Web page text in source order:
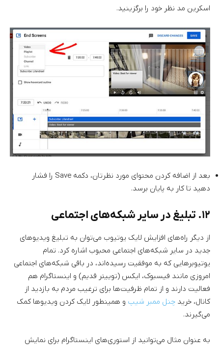
اسکرین مد نظر خود را برگزینید.
بعد از اضافه کردن محتوای مورد نظرتان، دکمه Save را فشار
دهید تا کار به پایان برسد.
۱۲. تبلیغ در سایر شبکه‌های اجتماعی
از دیگر راه‌های افزایش لایک یوتیوب می‌توان به تبلیغ ویدیوهای
جدید در سایر شبکه‌های اجتماعی محبوب اشاره کرد. تمام
یوتیوبرهایی که به موفقیت رسیده‌اند، در باقی شبکه‌های اجتماعی
امروزی مانند فیسبوک، ایکس (توییتر قدیم) و اینستاگرام هم
فعالیت دارند و از تمام ظرفیت‌ها برای ترغیب مردم به بازدید از
کانال، خرید چنل ممبر شیپ و همینطور لایک کردن ویدیوها کمک
می‌گیرند.
به عنوان مثال می‌توانید از استوری‌های اینستاگرام برای نمایش